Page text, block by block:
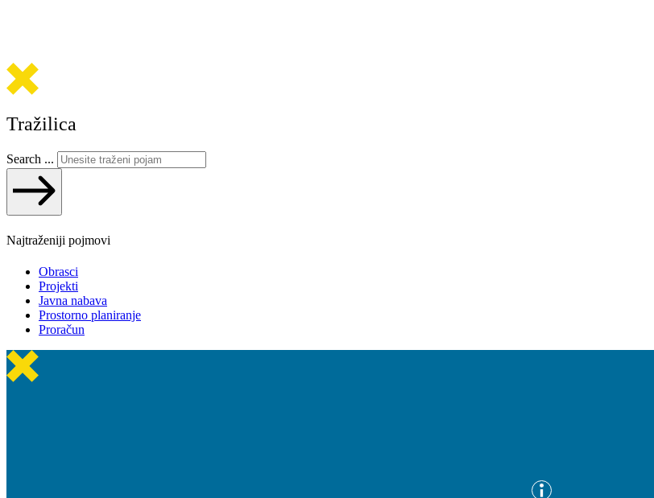
Tražilica
Search ...
Najtraženiji pojmovi
Obrasci
Projekti
Javna nabava
Prostorno planiranje
Proračun